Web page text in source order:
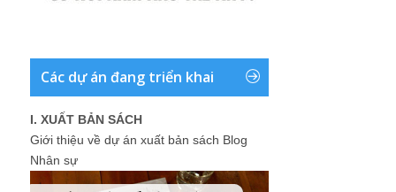
Các dự án đang triển khai
I. XUẤT BẢN SÁCH
Giới thiệu về dự án xuất bản sách Blog
Nhân sự